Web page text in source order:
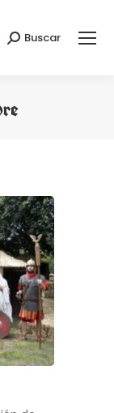
Search:
Buscar